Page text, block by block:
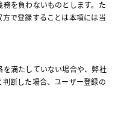
を負わないものとします。た
で登録することは本項には当
満たしていない場合や、弊社
断した場合、ユーザー登録の